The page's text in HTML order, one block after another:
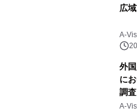
広
A-
外
に
調
は
A-